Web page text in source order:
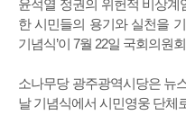
윤석열 정권의 위헌적 비상
한 시민들의 용기와 실천을
기념식’이 7월 22일 국회의원
소나무당 광주광역시당은 뉴
날 기념식에서 시민영웅 단체